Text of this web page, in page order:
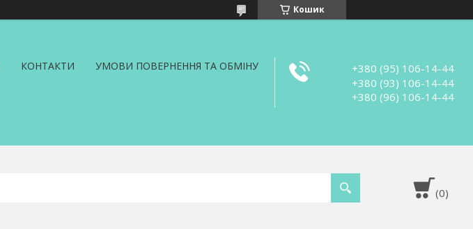
Кошик
КОНТАКТИ УМОВИ ПОВЕРНЕННЯ ТА ОБМІНУ
+380 (95) 106-14-44
+380 (93) 106-14-44
+380 (96) 106-14-44